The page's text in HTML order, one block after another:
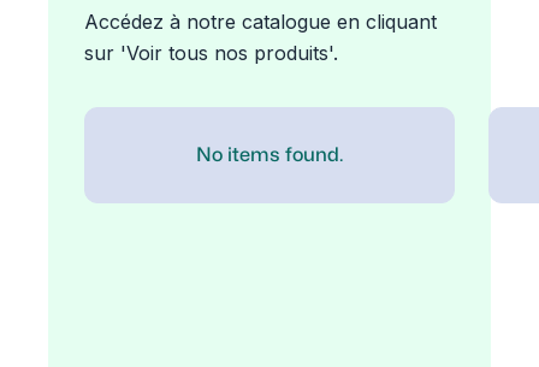
Accédez à notre catalogue en cliquant
sur 'Voir tous nos produits'.
No items found.